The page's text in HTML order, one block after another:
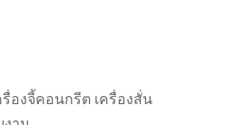
รื่องจี้คอนกรีต เครื่องสั่น